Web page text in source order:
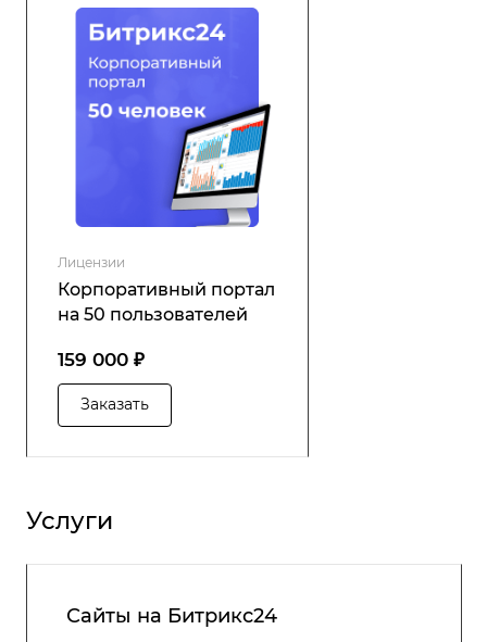
Лицензии
Корпоративный портал
на 50 пользователей
159 000 ₽
Заказать
Услуги
Сайты на Битрикс24